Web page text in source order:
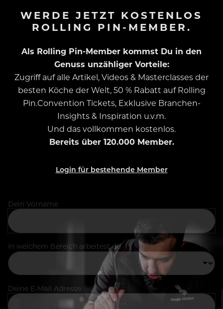
WERDE JETZT KOSTENLOS
ROLLING PIN-MEMBER.
Als Rolling Pin-Member kommst Du in den
Genuss unzähliger Vorteile:
Zugriff auf alle Artikel, Videos & Masterclasses der
besten Köche der Welt, 50 % Rabatt auf Rolling
Pin.Convention Tickets, Exklusive Branchen-
Insights & Inspiration u.v.m.
Und das vollkommen kostenlos.
Bereits über 120.000 Member.
Login für bestehende Member
Dein Vorname
In welchem Bereich arbeitest du
Deine E-Mail Adresse